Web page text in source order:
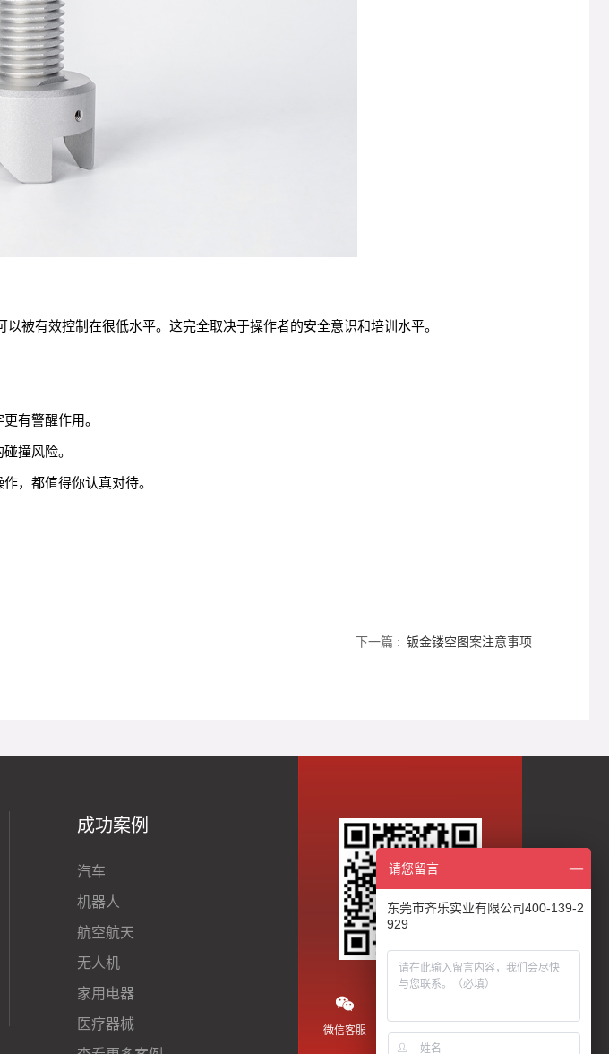
被有效控制在很低水平。这完全取决于操作者的安全意识和培训水平。
有警醒作用。
撞风险。
，都值得你认真对待。
下一篇 : 钣金镂空图案注意事项
成功案例
汽车
机器人
航空航天
无人机
家用电器
医疗器械
微信客服 微信公众号 抖音视频
请您留言
东莞市齐乐实业有限公司400-139-2
929